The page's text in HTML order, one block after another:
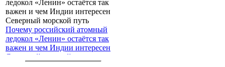
Почему российский атомный
ледокол «Ленин» остаётся так
важен и чем Индии интересен
Северный морской путь